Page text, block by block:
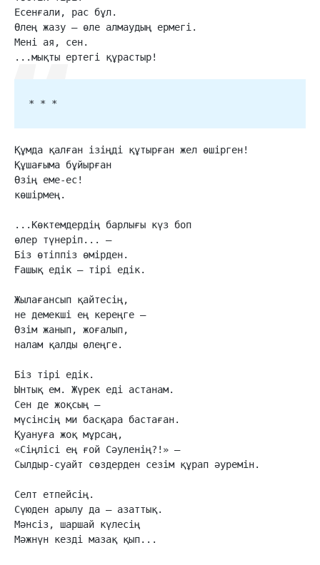
Есенғали, рас бұл.
Өлең жазу – өле алмаудың ермегі.
Мені ая, сен.
...мықты ертегі құрастыр!
* * *
Құмда қалған ізіңді құтырған жел өшірген!
Құшағыма бұйырған
Өзің еме-ес!
көшірмең.
...Көктемдердің барлығы күз боп
өлер түнеріп... –
Біз өтіппіз өмірден.
Ғашық едік – тірі едік.
Жылағансып қайтесің,
не демекші ең кереңге –
Өзім жанып, жоғалып,
налам қалды өлеңге.
Біз тірі едік.
Ынтық ем. Жүрек еді астанам.
Сен де жоқсың –
мүсінсің ми басқара бастаған.
Қуануға жоқ мұрсаң,
«Сіңлісі ең ғой Сәуленің?!» –
Сылдыр-суайт сөздерден сезім құрап әуремін.
Селт етпейсің.
Сүюден арылу да – азаттық.
Мәнсіз, шаршай күлесің
Мәжнүн кезді мазақ қып...